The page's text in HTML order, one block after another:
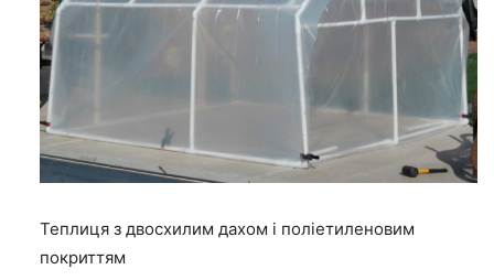
Теплиця з двосхилим дахом і поліетиленовим
покриттям